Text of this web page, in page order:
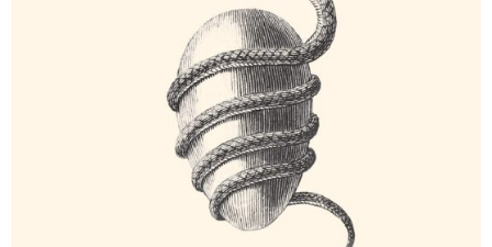
« Damn Them All » - Un duo de Choc !
Yoshi and the mysterious book